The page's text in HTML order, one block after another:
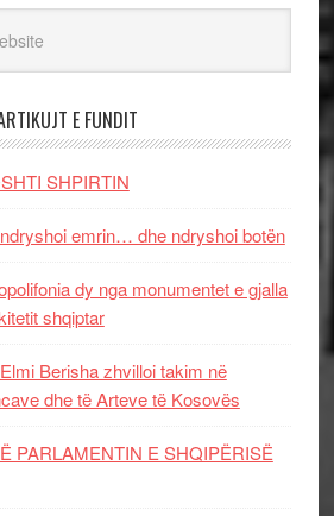
E FUNDIT
SHPIRTIN
emrin… dhe ndryshoi botën
dy nga monumentet e gjalla
shqiptar
Berisha zhvilloi takim në
dhe të Arteve të Kosovës
PARLAMENTIN E SHQIPËRISË